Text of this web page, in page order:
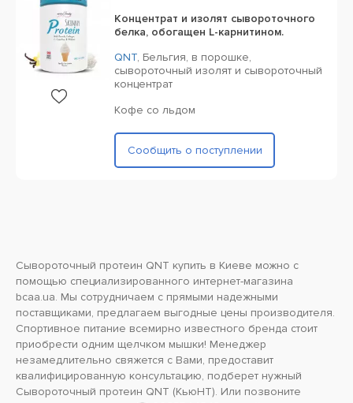
Концентрат и изолят сывороточного
белка, обогащен L-карнитином.
QNT, Бельгия, в порошке,
сывороточный изолят и сывороточный
концентрат
Кофе со льдом
Сообщить о поступлении
Сывороточный протеин QNT купить в Киеве можно с
помощью специализированного интернет-магазина
bcaa.ua. Мы сотрудничаем с прямыми надежными
поставщиками, предлагаем выгодные цены производителя.
Спортивное питание всемирно известного бренда стоит
приобрести одним щелчком мышки! Менеджер
незамедлительно свяжется с Вами, предоставит
квалифицированную консультацию, подберет нужный
Сывороточный протеин QNT (КьюНТ). Или позвоните